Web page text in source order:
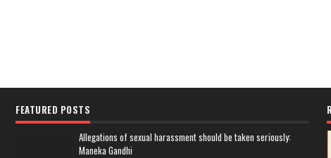
FEATURED POSTS
Allegations of sexual harassment should be taken seriously:
Maneka Gandhi